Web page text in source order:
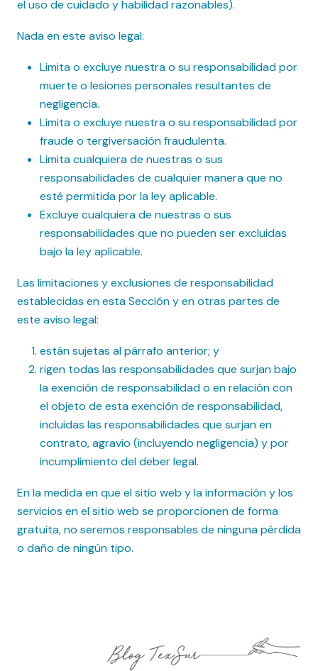
el uso de cuidado y habilidad razonables).
Nada en este aviso legal:
Limita o excluye nuestra o su responsabilidad por
muerte o lesiones personales resultantes de
negligencia.
Limita o excluye nuestra o su responsabilidad por
fraude o tergiversación fraudulenta.
Limita cualquiera de nuestras o sus
responsabilidades de cualquier manera que no
esté permitida por la ley aplicable.
Excluye cualquiera de nuestras o sus
responsabilidades que no pueden ser excluidas
bajo la ley aplicable.
Las limitaciones y exclusiones de responsabilidad
establecidas en esta Sección y en otras partes de
este aviso legal:
están sujetas al párrafo anterior; y
rigen todas las responsabilidades que surjan bajo
la exención de responsabilidad o en relación con
el objeto de esta exención de responsabilidad,
incluidas las responsabilidades que surjan en
contrato, agravio (incluyendo negligencia) y por
incumplimiento del deber legal.
En la medida en que el sitio web y la información y los
servicios en el sitio web se proporcionen de forma
gratuita, no seremos responsables de ninguna pérdida
o daño de ningún tipo.